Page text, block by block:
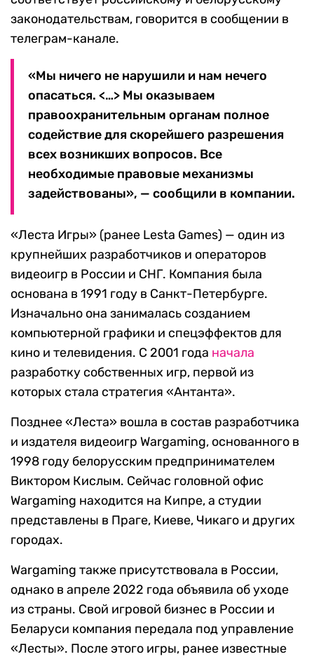
законодательствам, говорится в сообщении в
телеграм-канале.
«Мы ничего не нарушили и нам нечего
опасаться. <…> Мы оказываем
правоохранительным органам полное
содействие для скорейшего разрешения
всех возникших вопросов. Все
необходимые правовые механизмы
задействованы», — сообщили в компании.
«Леста Игры» (ранее Lesta Games) — один из
крупнейших разработчиков и операторов
видеоигр в России и СНГ. Компания была
основана в 1991 году в Санкт-Петербурге.
Изначально она занималась созданием
компьютерной графики и спецэффектов для
кино и телевидения. С 2001 года начала
разработку собственных игр, первой из
которых стала стратегия «Антанта».
Позднее «Леста» вошла в состав разработчика
и издателя видеоигр Wargaming, основанного в
1998 году белорусским предпринимателем
Виктором Кислым. Сейчас головной офис
Wargaming находится на Кипре, а студии
представлены в Праге, Киеве, Чикаго и других
городах.
Wargaming также присутствовала в России,
однако в апреле 2022 года объявила об уходе
из страны. Свой игровой бизнес в России и
Беларуси компания передала под управление
«Лесты». После этого игры, ранее известные